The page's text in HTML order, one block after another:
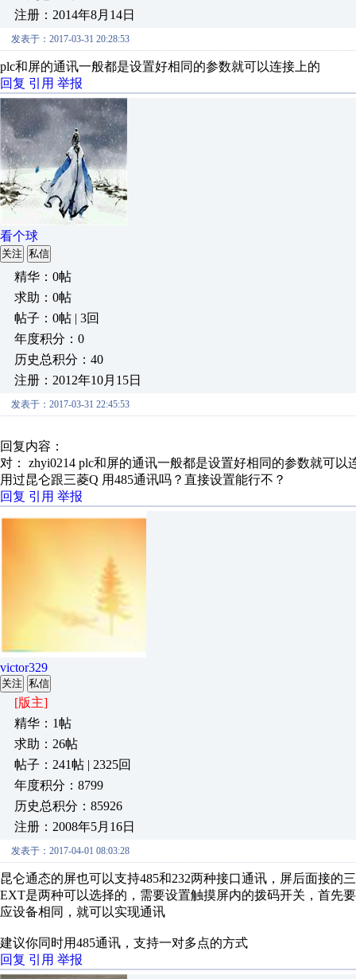
注册：2014年8月14日
发表于：2017-03-31 20:28:53
plc和屏的通讯一般都是设置好相同的参数就可以连接上的
回复 引用 举报
看个球
关注 私信
精华：0帖
求助：0帖
帖子：0帖 | 3回
年度积分：0
历史总积分：40
注册：2012年10月15日
发表于：2017-03-31 22:45:53
回复内容：
对： zhyi0214 plc和屏的通讯一般都是设置好相同的参数就可以
用过昆仑跟三菱Q 用485通讯吗？直接设置能行不？
回复 引用 举报
victor329
关注 私信
[版主]
精华：1帖
求助：26帖
帖子：241帖 | 2325回
年度积分：8799
历史总积分：85926
注册：2008年5月16日
发表于：2017-04-01 08:03:28
昆仑通态的屏也可以支持485和232两种接口通讯，屏后面接的
EXT是两种可以选择的，需要设置触摸屏内的拨码开关，首先
应设备相同，就可以实现通讯
建议你同时用485通讯，支持一对多点的方式
回复 引用 举报